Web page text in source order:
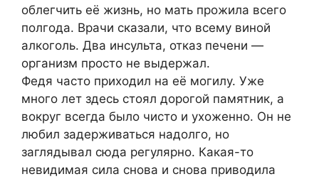
облегчить её жизнь, но мать прожила всего
полгода. Врачи сказали, что всему виной
алкоголь. Два инсульта, отказ печени —
организм просто не выдержал.
Федя часто приходил на её могилу. Уже
много лет здесь стоял дорогой памятник, а
вокруг всегда было чисто и ухоженно. Он не
любил задерживаться надолго, но
заглядывал сюда регулярно. Какая-то
невидимая сила снова и снова приводила